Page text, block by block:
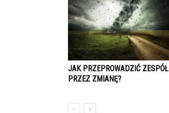
JAK PRZEPROWADZIĆ ZESPÓŁ
PRZEZ ZMIANĘ?